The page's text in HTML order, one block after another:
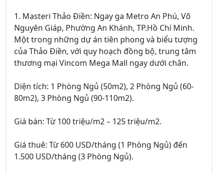
1. Masteri Thảo Điền: Ngay ga Metro An Phú, Võ
Nguyên Giáp, Phường An Khánh, TP.Hồ Chí Minh.
Một trong những dự án tiên phong và biểu tượng
của Thảo Điền, với quy hoạch đồng bộ, trung tâm
thương mại Vincom Mega Mall ngay dưới chân.
Diện tích: 1 Phòng Ngủ (50m2), 2 Phòng Ngủ (60-
80m2), 3 Phòng Ngủ (90-110m2).
Giá bán: Từ 100 triệu/m2 – 125 triệu/m2.
Giá thuê: Từ 600 USD/tháng (1 Phòng Ngủ) đến
1.500 USD/tháng (3 Phòng Ngủ).